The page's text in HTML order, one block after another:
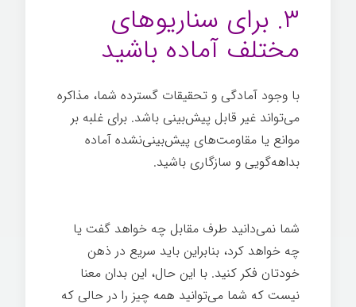
۳. برای سناریوهای
مختلف آماده باشید
با وجود آمادگی و تحقیقات گسترده شما، مذاکره
می‌تواند غیر قابل پیش‌بینی باشد. برای غلبه بر
موانع یا مقاومت‌های پیش‌بینی‌نشده آماده
بداهه‌گویی و سازگاری باشید.
شما نمی‌دانید طرف مقابل چه خواهد گفت یا
چه خواهد کرد، بنابراین باید سریع در ذهن
خودتان فکر کنيد. با این حال، این بدان معنا
نیست که شما می‌توانید همه چیز را در حالی که